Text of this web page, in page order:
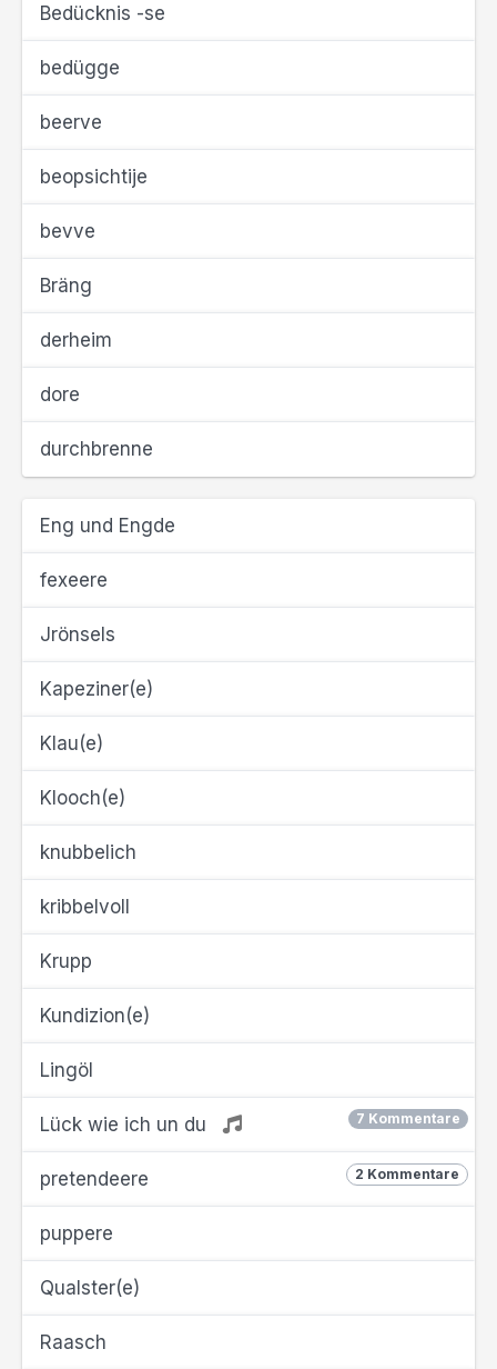
Bedücknis -se
bedügge
beerve
beopsichtije
bevve
Bräng
derheim
dore
durchbrenne
Eng und Engde
fexeere
Jrönsels
Kapeziner(e)
Klau(e)
Klooch(e)
knubbelich
kribbelvoll
Krupp
Kundizion(e)
Lingöl
7 Kommentare
Lück wie ich un du
2 Kommentare
pretendeere
puppere
Qualster(e)
Raasch